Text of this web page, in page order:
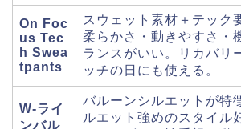
On Foc
us Tec
h Swea
tpants
スウェット素材＋テック
柔らかさ・動きやすさ・
ランスがいい。リカバリ
ッチの日にも使える。
W‑ライ
ンバル
バルーンシルエットが特
ルエット強めのスタイル